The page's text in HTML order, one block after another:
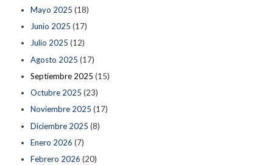
Mayo 2025 (18)
Junio 2025 (17)
Julio 2025 (12)
Agosto 2025 (17)
Septiembre 2025 (15)
Octubre 2025 (23)
Noviembre 2025 (17)
Diciembre 2025 (8)
Enero 2026 (7)
Febrero 2026 (20)